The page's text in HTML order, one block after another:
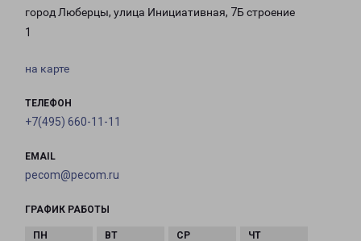
город Люберцы, улица Инициативная, 7Б строение
1
на карте
ТЕЛЕФОН
+7(495) 660-11-11
EMAIL
pecom@pecom.ru
ГРАФИК РАБОТЫ